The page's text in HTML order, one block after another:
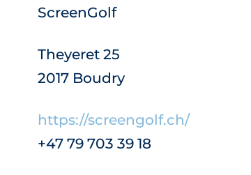
ScreenGolf
Theyeret 25
2017 Boudry
https://screengolf.ch/
+47 79 703 39 18